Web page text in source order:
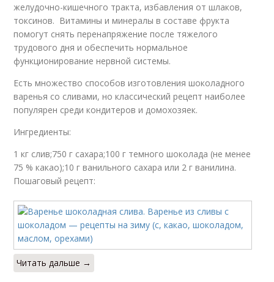
желудочно-кишечного тракта, избавления от шлаков,
токсинов. Витамины и минералы в составе фрукта
помогут снять перенапряжение после тяжелого
трудового дня и обеспечить нормальное
функционирование нервной системы.
Есть множество способов изготовления шоколадного
варенья со сливами, но классический рецепт наиболее
популярен среди кондитеров и домохозяек.
Ингредиенты:
1 кг слив;750 г сахара;100 г темного шоколада (не менее
75 % какао);10 г ванильного сахара или 2 г ванилина.
Пошаговый рецепт:
Читать дальше →